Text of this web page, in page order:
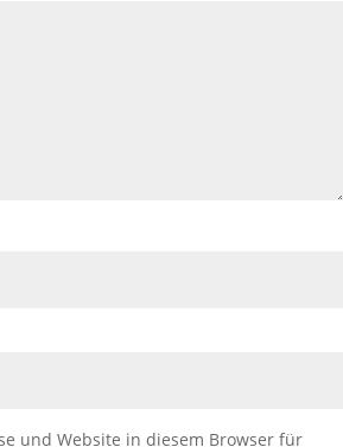
und Website in diesem Browser für